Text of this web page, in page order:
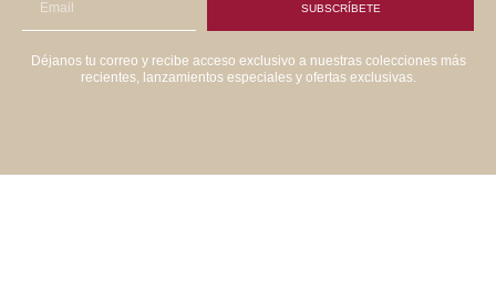
SUBSCRÍBETE
Déjanos tu correo y recibe acceso exclusivo a nuestras colecciones más
recientes, lanzamientos especiales y ofertas exclusivas.